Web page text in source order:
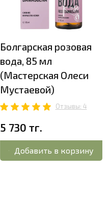
Болгарская розовая
вода, 85 мл
(Мастерская Олеси
Мустаевой)
Отзывы: 4
5 730 тг.
Добавить в корзину